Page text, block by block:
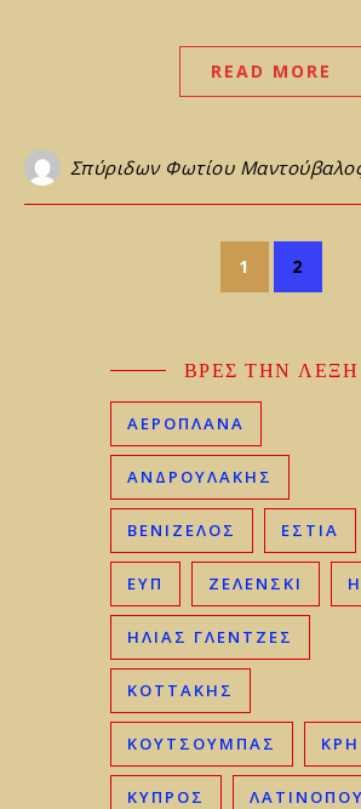
READ MORE
Σπύριδων Φωτίου
1 2
ΒΡΕΣ ΤΗΝ ΛΕΞΗ
ΑΕΡΟΠΛΑΝΑ
ΑΝΔΡΟΥΛΑΚΗΣ
ΒΕΝΙΖΈΛΟΣ ΕΣΤΙΑ
ΕΥΠ ΖΕΛΕΝΣΚΙ
ΗΛΊΑΣ ΓΛΕΝΤΖΈΣ
ΚΟΤΤΑΚΗΣ
ΚΟΥΤΣΟΥΜΠΑΣ
ΚΎΠΡΟΣ